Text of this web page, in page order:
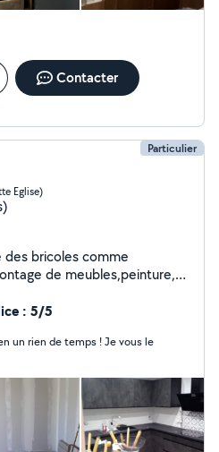
Contacter
Particulier
Eglise)
des bricoles comme
de meubles,peinture,
et de qualité .merci
: 5/5
un rien de temps ! Je vous le